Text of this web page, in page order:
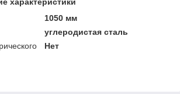
1050 мм
углеродистая сталь
Нет